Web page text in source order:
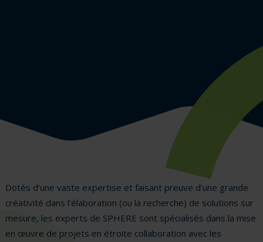
Dotés d’une vaste expertise et faisant preuve d’une grande
créativité dans l’élaboration (ou la recherche) de solutions sur
mesure, les experts de SPHERE sont spécialisés dans la mise
en œuvre de projets en étroite collaboration avec les